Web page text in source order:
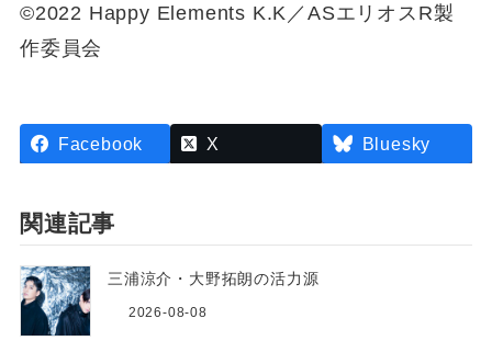
©2022 Happy Elements K.K／ASエリオスR製
作委員会
Facebook X Bluesky
関連記事
三浦涼介・大野拓朗の活力源
2026-08-08